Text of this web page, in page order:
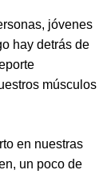
jóvenes
hay detrás de
músculos
en nuestras
un poco de